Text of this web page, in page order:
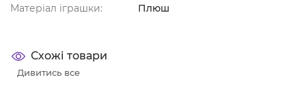
Матеріал іграшки:
Плюш
Схожі товари
Дивитись все